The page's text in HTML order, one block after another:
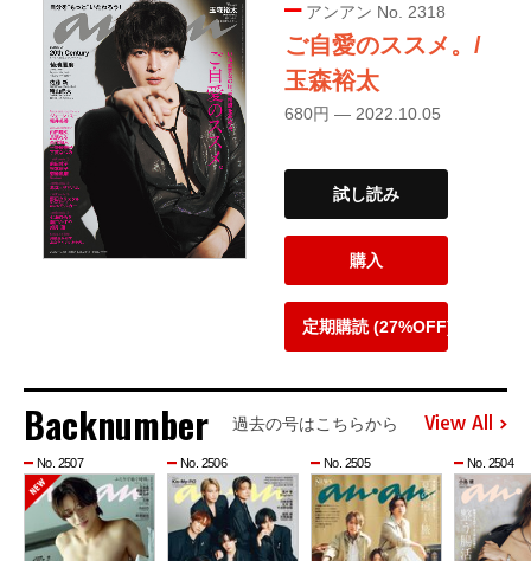
アンアン No. 2318
ご自愛のススメ。/
玉森裕太
680円 — 2022.10.05
試し読み
購入
定期購読 (27%OFF)
Backnumber 過去の号はこちらから View All
No. 2507 No. 2506 No. 2505 No. 2504